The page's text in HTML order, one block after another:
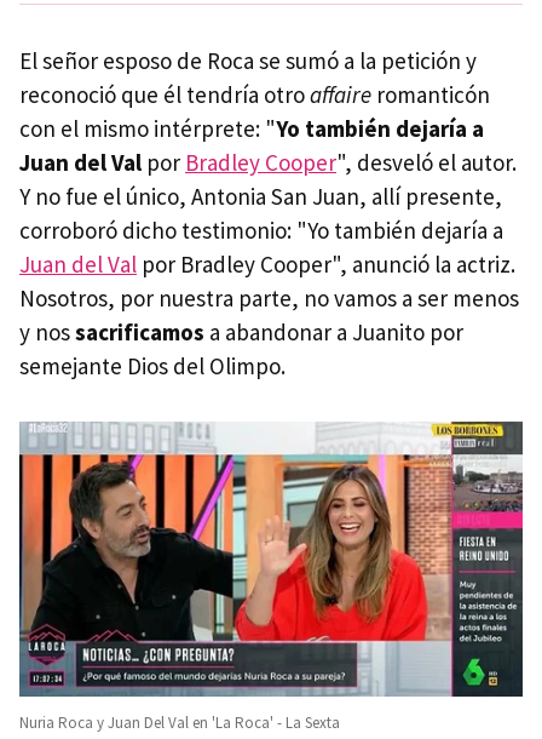
El señor esposo de Roca se sumó a la petición y
reconoció que él tendría otroaffaire romanticón
con el mismo intérprete: "Yo también dejaría a
Juan del Val por Bradley Cooper", desveló el autor.
Y no fue el único, Antonia San Juan, allí presente,
corroboró dicho testimonio: "Yo también dejaría a
Juan del Val por Bradley Cooper", anunció la actriz.
Nosotros, por nuestra parte, no vamos a ser menos
y nossacrificamos a abandonar a Juanito por
semejante Dios del Olimpo.
Nuria Roca y Juan Del Val en 'La Roca' - La Sexta